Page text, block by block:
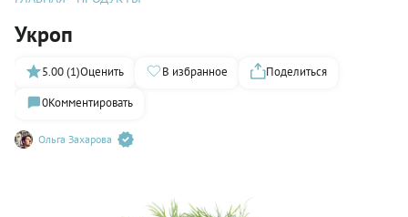
Укроп
Ольга Захарова
5.00 (1)Оценить В избранное
Поделиться
0Комментировать